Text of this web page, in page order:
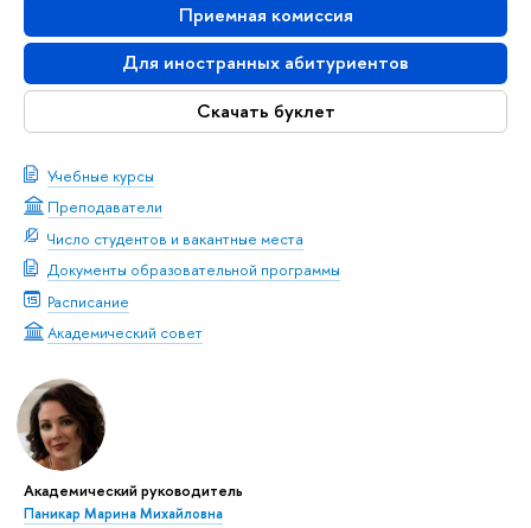
Приемная комиссия
Для иностранных абитуриентов
Скачать буклет
Учебные курсы
Преподаватели
Число студентов и вакантные места
Документы образовательной программы
Расписание
Академический совет
Академический руководитель
Паникар Марина Михайловна